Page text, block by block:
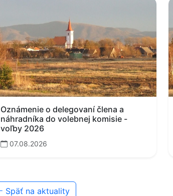
Oznámenie o delegovaní člena a
náhradníka do volebnej komisie -
voľby 2026
07.08.2026
Späť na aktuality